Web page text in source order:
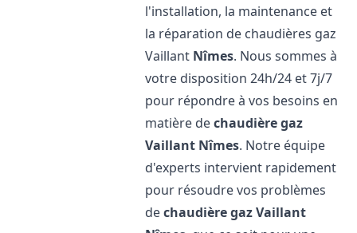
l'installation, la maintenance et
la réparation de chaudières gaz
Vaillant Nîmes. Nous sommes à
votre disposition 24h/24 et 7j/7
pour répondre à vos besoins en
matière dechaudière gaz
Vaillant Nîmes. Notre équipe
d'experts intervient rapidement
pour résoudre vos problèmes
dechaudière gaz Vaillant